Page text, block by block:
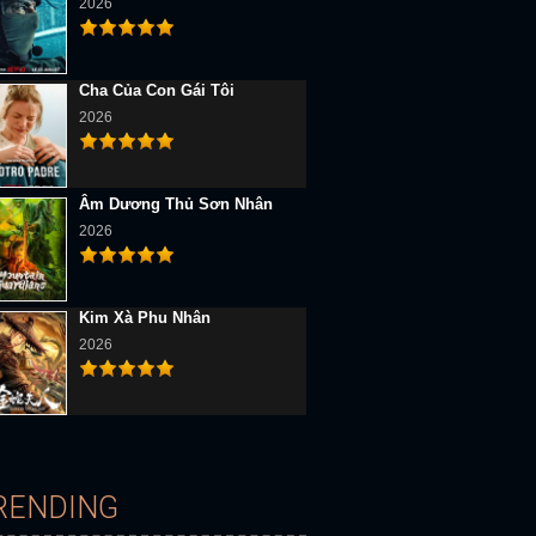
Vietsub
Toán Viên
2026
Cha Của Con Gái Tôi
2026
Âm Dương Thủ Sơn Nhân
2026
Kim Xà Phu Nhân
2026